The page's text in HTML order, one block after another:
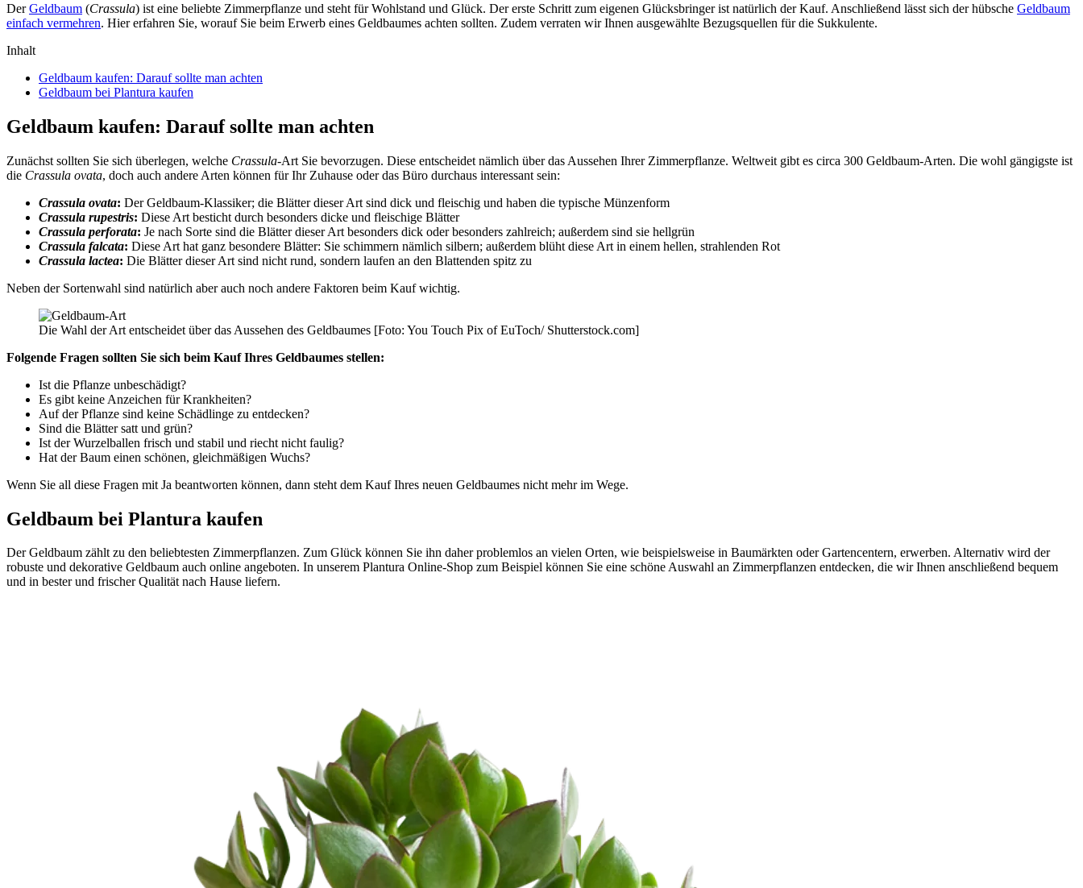
DerGeldbaum (Crassula) ist eine beliebte Zimmerpflanze und steht für Wohlstand und Glück. Der erste Schritt zum eigenen Glücksbringer ist natürlich der Kauf. Anschließend lässt sich der hübsche Geldbaum
einfach vermehren. Hier erfahren Sie, worauf Sie beim Erwerb eines Geldbaumes achten sollten. Zudem verraten wir Ihnen ausgewählte Bezugsquellen für die Sukkulente.
Inhalt
Geldbaum kaufen: Darauf sollte man achten
Geldbaum bei Plantura kaufen
Geldbaum kaufen: Darauf sollte man achten
Zunächst sollten Sie sich überlegen, welche Crassula-Art Sie bevorzugen. Diese entscheidet nämlich über das Aussehen Ihrer Zimmerpflanze. Weltweit gibt es circa 300 Geldbaum-Arten. Die wohl gängigste ist
die Crassula ovata, doch auch andere Arten können für Ihr Zuhause oder das Büro durchaus interessant sein:
Crassula ovata: Der Geldbaum-Klassiker; die Blätter dieser Art sind dick und fleischig und haben die typische Münzenform
Crassula rupestris: Diese Art besticht durch besonders dicke und fleischige Blätter
Crassula perforata: Je nach Sorte sind die Blätter dieser Art besonders dick oder besonders zahlreich; außerdem sind sie hellgrün
Crassula falcata: Diese Art hat ganz besondere Blätter: Sie schimmern nämlich silbern; außerdem blüht diese Art in einem hellen, strahlenden Rot
Crassula lactea: Die Blätter dieser Art sind nicht rund, sondern laufen an den Blattenden spitz zu
Neben der Sortenwahl sind natürlich aber auch noch andere Faktoren beim Kauf wichtig.
Die Wahl der Art entscheidet über das Aussehen des Geldbaumes [Foto: You Touch Pix of EuToch/ Shutterstock.com]
Folgende Fragen sollten Sie sich beim Kauf Ihres Geldbaumes stellen:
Ist die Pflanze unbeschädigt?
Es gibt keine Anzeichen für Krankheiten?
Auf der Pflanze sind keine Schädlinge zu entdecken?
Sind die Blätter satt und grün?
Ist der Wurzelballen frisch und stabil und riecht nicht faulig?
Hat der Baum einen schönen, gleichmäßigen Wuchs?
Wenn Sie all diese Fragen mit Ja beantworten können, dann steht dem Kauf Ihres neuen Geldbaumes nicht mehr im Wege.
Geldbaum bei Plantura kaufen
Der Geldbaum zählt zu den beliebtesten Zimmerpflanzen. Zum Glück können Sie ihn daher problemlos an vielen Orten, wie beispielsweise in Baumärkten oder Gartencentern, erwerben. Alternativ wird der
robuste und dekorative Geldbaum auch online angeboten. In unserem Plantura Online-Shop zum Beispiel können Sie eine schöne Auswahl an Zimmerpflanzen entdecken, die wir Ihnen anschließend bequem
und in bester und frischer Qualität nach Hause liefern.